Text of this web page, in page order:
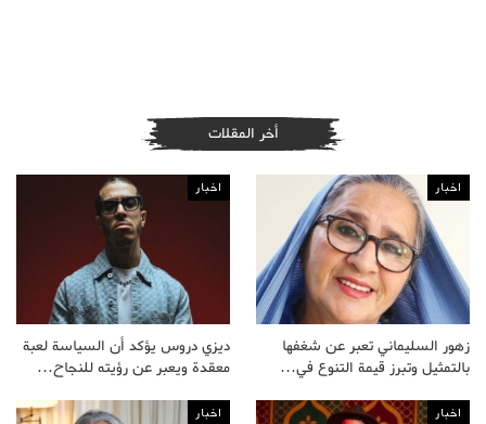
أخر المقلات
اخبار
زهور السليماني تعبر عن شغفها
بالتمثيل وتبرز قيمة التنوع في…
اخبار
ديزي دروس يؤكد أن السياسة لعبة
معقدة ويعبر عن رؤيته للنجاح…
اخبار اخبار